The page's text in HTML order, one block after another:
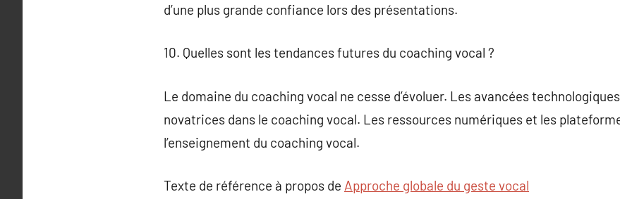
d’une plus grande confiance lors des présentations.
10. Quelles sont les tendances futures du coaching vocal ?
Le domaine du coaching vocal ne cesse d’évoluer. Les avancées
novatrices dans le coaching vocal. Les ressources numériques et les
l’enseignement du coaching vocal.
Texte de référence à propos de Approche globale du geste vocal